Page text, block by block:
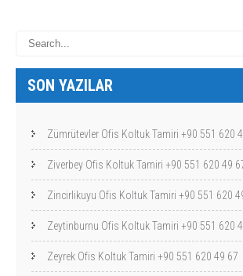
SON YAZILAR
Zümrütevler Ofis Koltuk Tamiri +90 551 620
Ziverbey Ofis Koltuk Tamiri +90 551 620 49
Zincirlikuyu Ofis Koltuk Tamiri +90 551 620
Zeytinburnu Ofis Koltuk Tamiri +90 551 620
Zeyrek Ofis Koltuk Tamiri +90 551 620 49 67